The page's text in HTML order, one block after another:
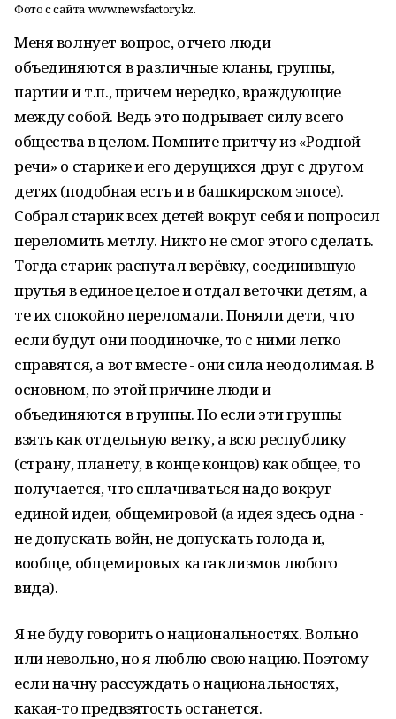
Фото с сайта www.newsfactory.kz.
Меня волнует вопрос, отчего люди
объединяются в различные кланы, группы,
партии и т.п., причем нередко, враждующие
между собой. Ведь это подрывает силу всего
общества в целом. Помните притчу из «Родной
речи» о старике и его дерущихся друг с другом
детях (подобная есть и в башкирском эпосе).
Собрал старик всех детей вокруг себя и попросил
переломить метлу. Никто не смог этого сделать.
Тогда старик распутал верёвку, соединившую
прутья в единое целое и отдал веточки детям, а
те их спокойно переломали. Поняли дети, что
если будут они поодиночке, то с ними легко
справятся, а вот вместе - они сила неодолимая. В
основном, по этой причине люди и
объединяются в группы. Но если эти группы
взять как отдельную ветку, а всю республику
(страну, планету, в конце концов) как общее, то
получается, что сплачиваться надо вокруг
единой идеи, общемировой (а идея здесь одна -
не допускать войн, не допускать голода и,
вообще, общемировых катаклизмов любого
вида).
Я не буду говорить о национальностях. Вольно
или невольно, но я люблю свою нацию. Поэтому
если начну рассуждать о национальностях,
какая-то предвзятость останется.